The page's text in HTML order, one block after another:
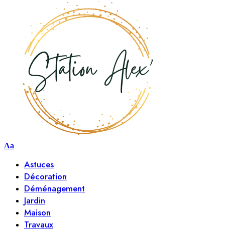
Aa
Astuces
Décoration
Déménagement
Jardin
Maison
Travaux